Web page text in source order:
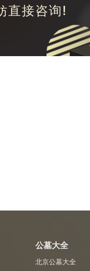
直接咨询!
公墓大全
北京公墓大全